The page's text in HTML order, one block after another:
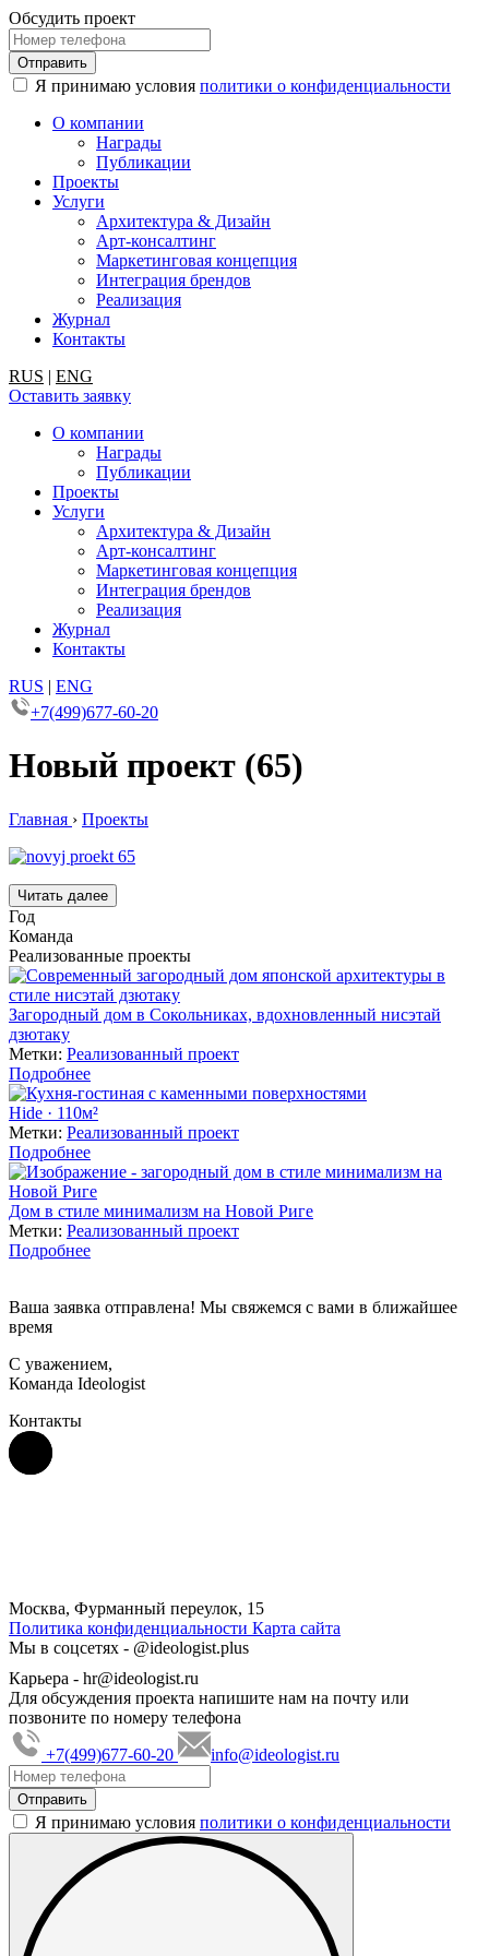
Обсудить проект
Я принимаю условия политики о конфиденциальности
О компании
Награды
Публикации
Проекты
Услуги
Архитектура & Дизайн
Арт-консалтинг
Маркетинговая концепция
Интеграция брендов
Реализация
Журнал
Контакты
RUS | ENG
Оставить заявку
О компании
Награды
Публикации
Проекты
Услуги
Архитектура & Дизайн
Арт-консалтинг
Маркетинговая концепция
Интеграция брендов
Реализация
Журнал
Контакты
RUS | ENG
+7(499)677-60-20
Новый проект (65)
Главная › Проекты
Читать далее
Год
Команда
Реализованные проекты
Загородный дом в Сокольниках, вдохновленный нисэтай
дзютаку
Метки: Реализованный проект
Подробнее
Hide · 110м²
Метки: Реализованный проект
Подробнее
Дом в стиле минимализм на Новой Риге
Метки: Реализованный проект
Подробнее
Ваша заявка отправлена! Мы свяжемся с вами в ближайшее
время
С уважением,
Команда Ideologist
Контакты
Москва, Фурманный переулок, 15
Политика конфиденциальности Карта сайта
Мы в соцсетях - @ideologist.plus
Карьера - hr@ideologist.ru
Для обсуждения проекта напишите нам на почту или
позвоните по номеру телефона
+7(499)677-60-20
info@ideologist.ru
Я принимаю условия политики о конфиденциальности